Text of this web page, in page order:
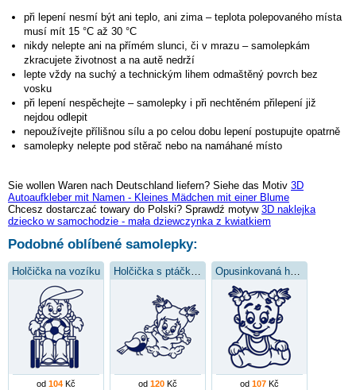
při lepení nesmí být ani teplo, ani zima – teplota polepovaného místa
musí mít 15 °C až 30 °C
nikdy nelepte ani na přímém slunci, či v mrazu – samolepkám
zkracujete životnost a na autě nedrží
lepte vždy na suchý a technickým lihem odmaštěný povrch bez
vosku
při lepení nespěchejte – samolepky i při nechtěném přilepení již
nejdou odlepit
nepoužívejte přílišnou sílu a po celou dobu lepení postupujte opatrně
samolepky nelepte pod stěrač nebo na namáhané místo
Sie wollen Waren nach Deutschland liefern? Siehe das Motiv 3D
Autoaufkleber mit Namen - Kleines Mädchen mit einer Blume
Chcesz dostarczać towary do Polski? Sprawdź motyw 3D naklejka
dziecko w samochodzie - mała dziewczynka z kwiatkiem
Podobné oblíbené samolepky:
Holčička na vozíku
od 104 Kč
Holčička s ptáčkem
od 120 Kč
Opusinkovaná holčička
od 107 Kč